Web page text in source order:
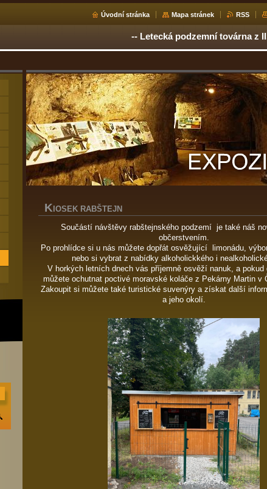
Úvodní stránka Mapa stránek RSS
-- Letecká podzemní továrna z
K IOSEK RABŠTEJN
Součástí návštěvy rabštejnského podzemí je také náš
občerstvením.
Po prohlídce si u nás můžete dopřát osvěžující limonádu,
nebo si vybrat z nabídky alkoholickkého i
V horkých letních dnech vás příjemně osvěží nanuk, a pokud
můžete ochutnat poctivé moravské koláče z Pekárny Martin v
Zakoupit si můžete také turistické suvenýry a získat další
a jeho okolí.